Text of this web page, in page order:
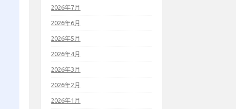
2026年7月
2026年6月
2026年5月
2026年4月
2026年3月
2026年2月
2026年1月